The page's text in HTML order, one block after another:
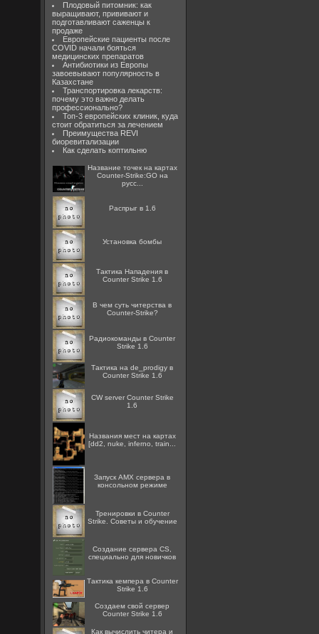
Плодовый питомник: как
выращивают, прививают и
подготавливают саженцы к
продаже
Европейские пациенты после
COVID начали бояться
медицинских препаратов
Антибиотики из Европы
завоевывают популярность в
Казахстане
Транспортировка лекарств:
почему это важно делать
профессионально?
Топ-3 европейских клиник, куда
стоит обратиться за лечением
Преимущества REVI
биоревитализации
Как сделать коптильню
Название точек на картах
Counter-Strike:GO на
русс...
Распрыг в 1.6
Установка бомбы
Тактика Нападения в
Counter Strike 1.6
В чем суть читерства в
Counter-Strike?
Радиокоманды в Counter
Strike 1.6
Тактика на de_prodigy в
Counter Strike 1.6
CW server Counter Strike
1.6
Названия мест на картах
[dd2, nuke, inferno, train...
Запуск AMX сервера в
консольном режиме
Тренировки в Counter
Strike. Советы и обучение
Создание сервера CS,
специально для новичков
Тактика кемпера в Counter
Strike 1.6
Создаем свой сервер
Counter Strike 1.6
Как вычислить читера и